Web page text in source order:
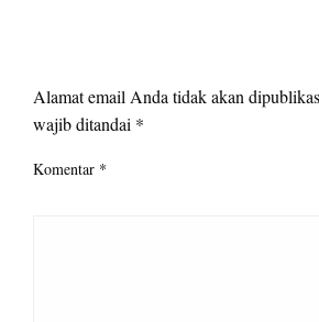
Alamat email Anda tidak akan
wajib ditandai *
Komentar *